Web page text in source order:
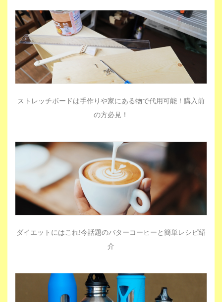
ストレッチボードは手作りや家にある物で代用可能！購入前
の方必見！
ダイエットにはこれ!今話題のバターコーヒーと簡単レシピ紹
介